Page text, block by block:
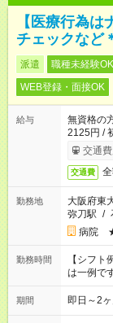
【医療行為
チェックなど
派遣 職種未経験OK
WEB登録・面接OK
給与
無資格の
2125円 /
交通
交通費
勤務地
大阪府東
弥刀駅 /
病院 ★
勤務時間
【シフト
は一例で
期間 即日～2